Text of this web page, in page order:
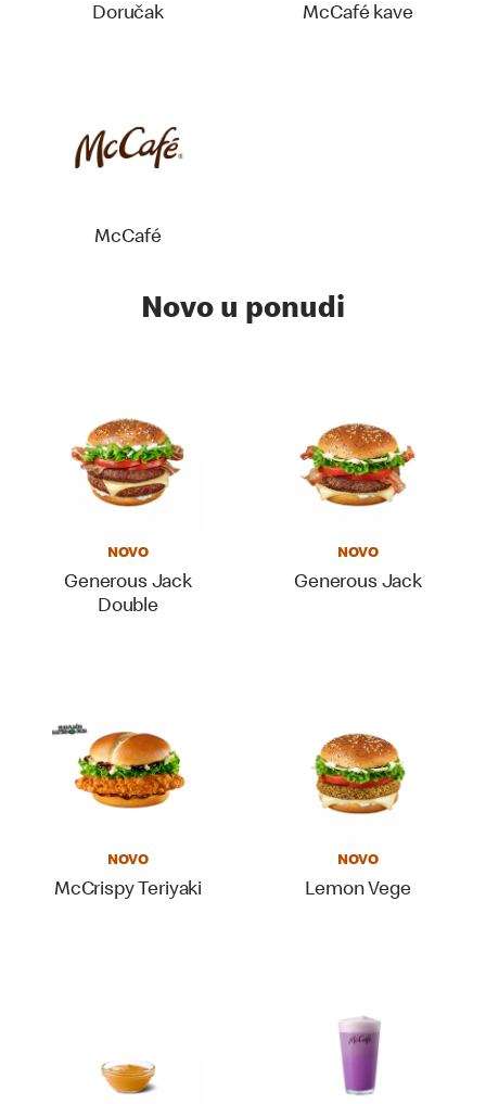
Doručak McCafé kave
McCafé
Novo u ponudi
NOVO
Generous Jack
Double
NOVO
Generous Jack
NOVO
McCrispy Teriyaki
NOVO
Lemon Vege